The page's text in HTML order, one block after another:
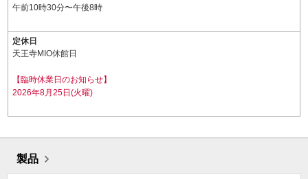
午前10時30分〜午後8時
定休日
天王寺MIO休館日
【臨時休業日のお知らせ】
2026年8月25日(火曜)
製品